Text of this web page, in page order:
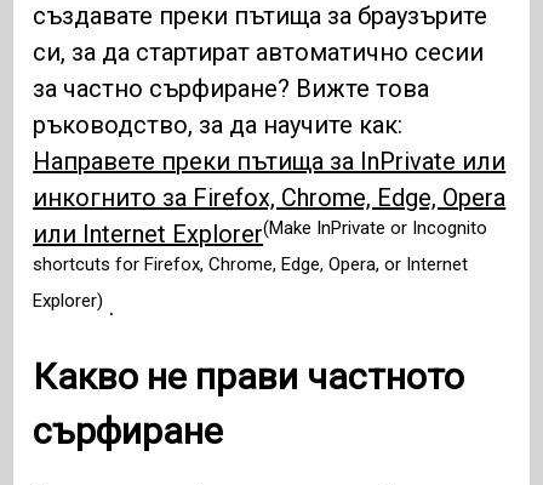
създавате преки пътища за браузърите
си, за да стартират автоматично сесии
за частно сърфиране? Вижте това
ръководство, за да научите как:
Направете преки пътища за InPrivate или
инкогнито за Firefox, Chrome, Edge, Opera
или Internet Explorer(Make InPrivate or Incognito
shortcuts for Firefox, Chrome, Edge, Opera, or Internet
Explorer) .
Какво не прави частното
сърфиране